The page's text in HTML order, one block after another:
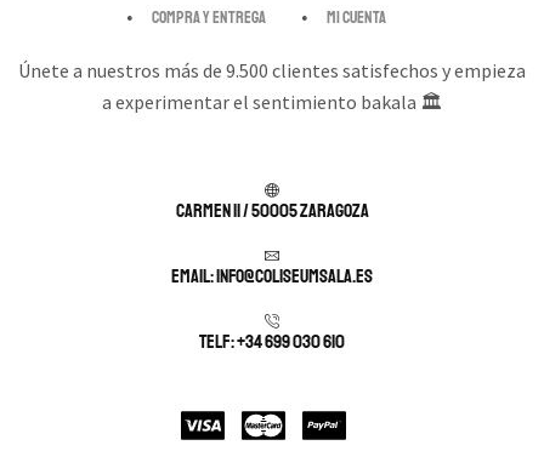
Compra y entrega
Mi cuenta
Únete a nuestros más de 9.500 clientes satisfechos y empieza
a experimentar el sentimiento bakala 🏛️
Carmen 11 / 50005 Zaragoza
Email: info@coliseumsala.es
Telf: +34 699 030 610